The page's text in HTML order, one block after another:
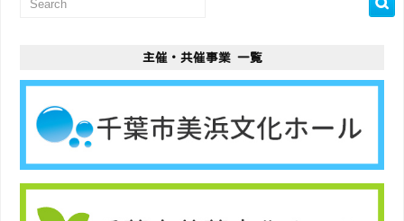
主催・共催事業 一覧